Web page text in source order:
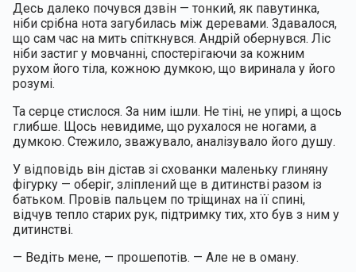
Десь далеко почувся дзвін — тонкий, як павутинка,
ніби срібна нота загубилась між деревами. Здавалося,
що сам час на мить спіткнувся. Андрій обернувся. Ліс
ніби застиг у мовчанні, спостерігаючи за кожним
рухом його тіла, кожною думкою, що виринала у його
розумі.
Та серце стислося. За ним ішли. Не тіні, не упирі, а щось
глибше. Щось невидиме, що рухалося не ногами, а
думкою. Стежило, зважувало, аналізувало його душу.
У відповідь він дістав зі схованки маленьку глиняну
фігурку — оберіг, зліплений ще в дитинстві разом із
батьком. Провів пальцем по тріщинах на її спині,
відчув тепло старих рук, підтримку тих, хто був з ним у
дитинстві.
— Ведіть мене, — прошепотів. — Але не в оману.